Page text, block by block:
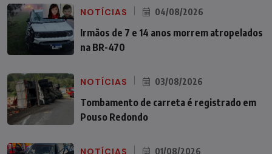
NOTÍCIAS 04/08/2026
Irmãos de 7 e 14 anos morrem atropelados
na BR-470
NOTÍCIAS 03/08/2026
Tombamento de carreta é registrado em
Pouso Redondo
NOTÍCIAS 01/08/2026